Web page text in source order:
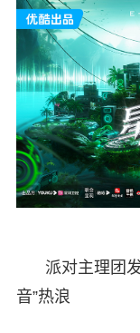
派对主理团
音”热浪